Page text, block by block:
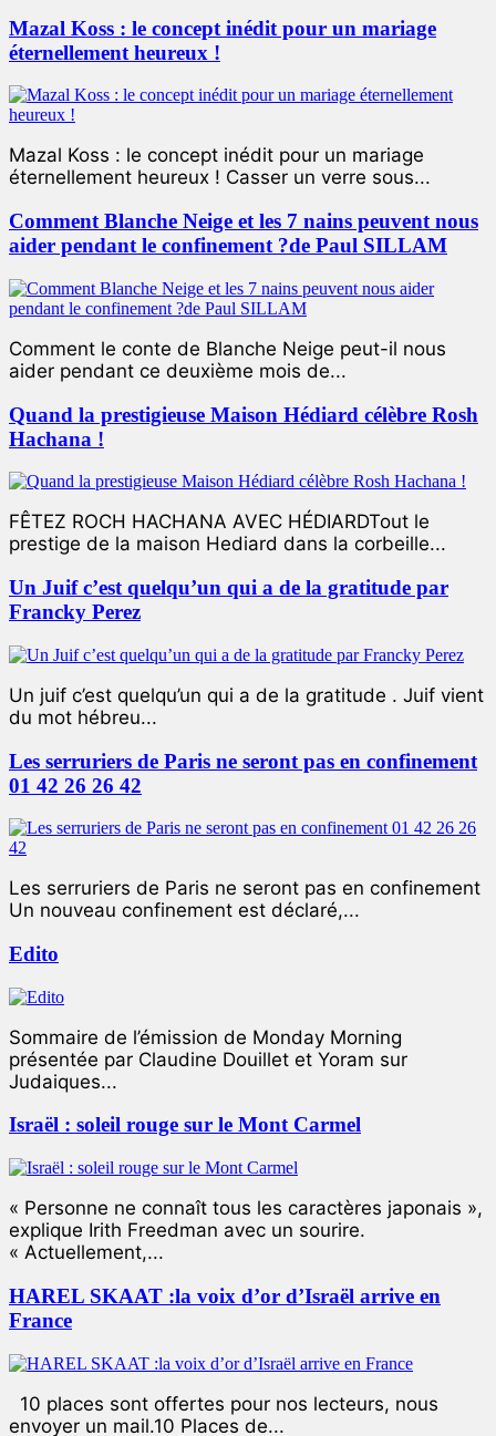
Mazal Koss : le concept inédit pour un mariage
éternellement heureux !
Mazal Koss : le concept inédit pour un mariage
éternellement heureux ! Casser un verre sous...
Comment Blanche Neige et les 7 nains peuvent nous
aider pendant le confinement ?de Paul SILLAM
Comment le conte de Blanche Neige peut-il nous
aider pendant ce deuxième mois de...
Quand la prestigieuse Maison Hédiard célèbre Rosh
Hachana !
FÊTEZ ROCH HACHANA AVEC HÉDIARDTout le
prestige de la maison Hediard dans la corbeille...
Un Juif c’est quelqu’un qui a de la gratitude par
Francky Perez
Un juif c’est quelqu’un qui a de la gratitude . Juif vient
du mot hébreu...
Les serruriers de Paris ne seront pas en confinement
01 42 26 26 42
Les serruriers de Paris ne seront pas en confinement
Un nouveau confinement est déclaré,...
Edito
Sommaire de l’émission de Monday Morning
présentée par Claudine Douillet et Yoram sur
Judaiques...
Israël : soleil rouge sur le Mont Carmel
« Personne ne connaît tous les caractères japonais »,
explique Irith Freedman avec un sourire.
« Actuellement,...
HAREL SKAAT :la voix d’or d’Israël arrive en
France
10 places sont offertes pour nos lecteurs, nous
envoyer un mail.10 Places de...